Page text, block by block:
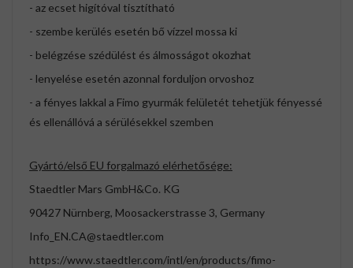
- az ecset higítóval tisztítható
- szembe kerülés esetén bő vízzel mossa ki
- belégzése szédülést és álmosságot okozhat
- lenyelése esetén azonnal forduljon orvoshoz
- a fényes lakkal a Fimo gyurmák felületét tehetjük fényessé
és ellenállóvá a sérülésekkel szemben
Gyártó/első EU forgalmazó elérhetősége:
Staedtler Mars GmbH&Co. KG
90427 Nürnberg, Moosackerstrasse 3, Germany
Info_EN.CA@staedtler.com
https://www.staedtler.com/intl/en/products/fimo-